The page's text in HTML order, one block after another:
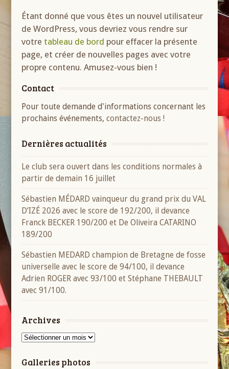
Étant donné que vous êtes un nouvel utilisateur
de WordPress, vous devriez vous rendre sur
votretableau de bord pour effacer la présente
page, et créer de nouvelles pages avec votre
propre contenu. Amusez-vous bien !
Contact
Pour toute demande d'informations concernant les
prochains événements,contactez-nous !
Dernières actualités
Le club sera ouvert dans les conditions normales à
partir de demain 16 juillet
Sébastien MÉDARD vainqueur du grand prix du VAL
D’IZÉ 2026 avec le score de 192/200, il devance
Franck BECKER 190/200 et De Oliveira CATARINO
189/200
Sébastien MEDARD champion de Bretagne de fosse
universelle avec le score de 94/100, il devance
Adrien ROGER avec 93/100 et Stéphane THEBAULT
avec 91/100.
Archives
Archives
Galleries photos